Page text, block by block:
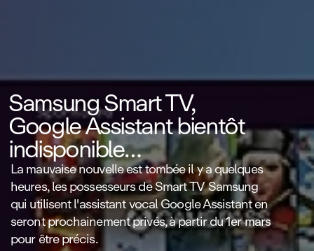
Samsung Smart TV,
Google Assistant bientôt
indisponible…
La mauvaise nouvelle est tombée il y a quelques
heures, les possesseurs de Smart TV Samsung
qui utilisent l'assistant vocal Google Assistant en
seront prochainement privés, à partir du 1er mars
pour être précis.